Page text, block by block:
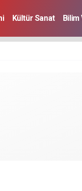
Kültür Sanat Bilim